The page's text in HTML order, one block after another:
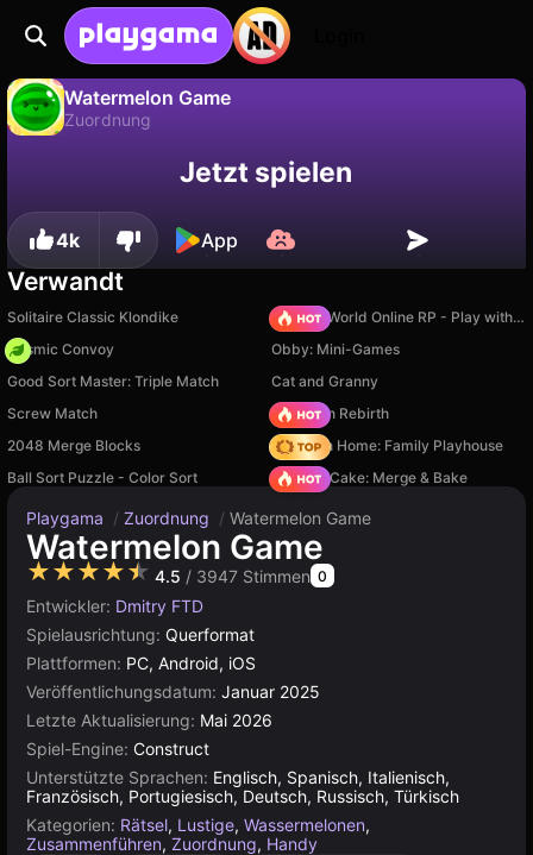
Watermelon Game
Zuordnung
speichern!
Nein
Jetzt spielen
4k App
Verwandt
Solitaire Classic Klondike
Sprunki World Online RP - Play with Friends!
Cosmic Convoy
Obby: Mini-Games
Good Sort Master: Triple Match
Cat and Granny
Screw Match
Stickman Rebirth
2048 Merge Blocks
My Town Home: Family Playhouse
Ball Sort Puzzle - Color Sort
Piece of Cake: Merge & Bake
Playgama / Zuordnung / Watermelon Game
Watermelon Game
★★★★★ 4.5 / 3947 Stimmen 0
Entwickler: Dmitry FTD
Spielausrichtung: Querformat
Plattformen: PC, Android, iOS
Veröffentlichungsdatum: Januar 2025
Letzte Aktualisierung: Mai 2026
Spiel-Engine: Construct
Unterstützte Sprachen: Englisch, Spanisch, Italienisch,
Französisch, Portugiesisch, Deutsch, Russisch, Türkisch
Kategorien: Rätsel, Lustige, Wassermelonen,
Zusammenführen, Zuordnung, Handy